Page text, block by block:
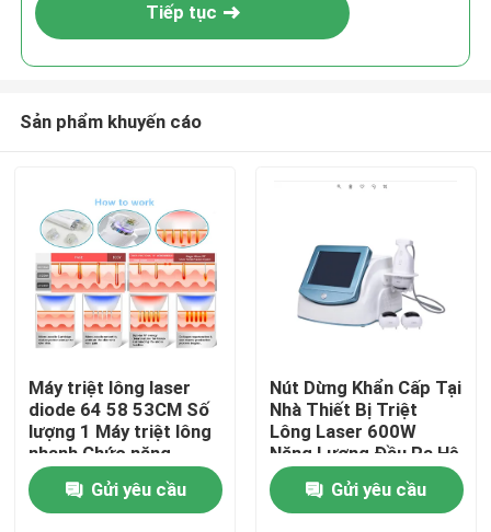
Nhà
Tiếp tục
Sản phẩm khuyến cáo
Máy triệt lông laser
diode 64 58 53CM Số
lượng 1 Máy triệt lông
nhanh Chức năng
chuyên nghiệp cho
Phòng khám và Spa
Gửi yêu cầu
Nút Dừng Khẩn Cấp Tại
Nhà Thiết Bị Triệt
Lông Laser 600W
Năng Lượng Đầu Ra Hệ
Thống Giảm Lông Vĩnh
Viễn Hiệu Quả cho
Salon và Spa
Gửi yêu cầu